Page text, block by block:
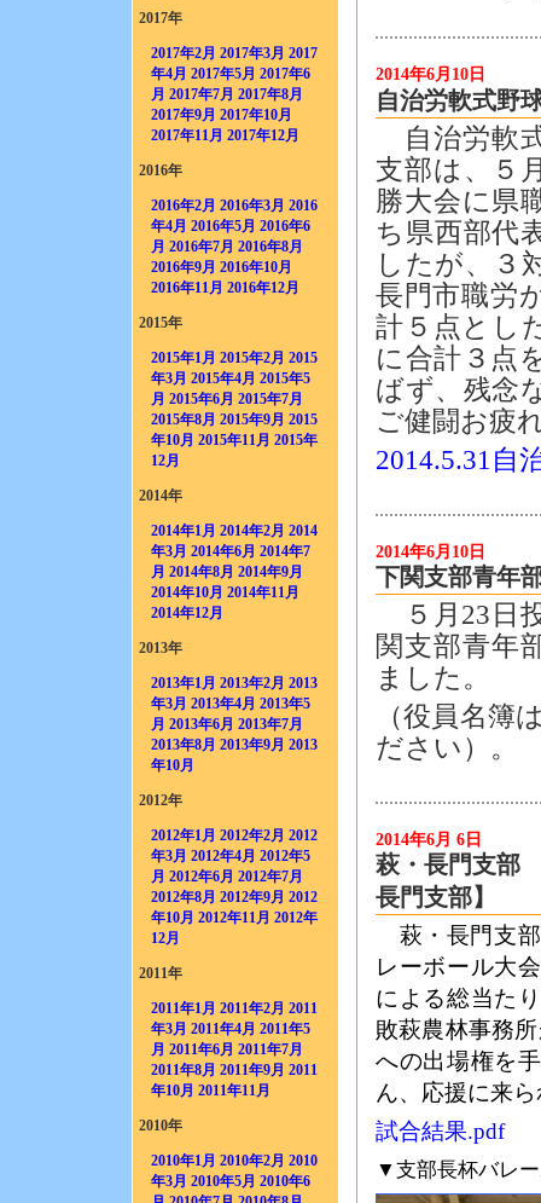
2017年
2017年2月 2017年3月 2017
年4月 2017年5月 2017年6
月 2017年7月 2017年8月
2017年9月 2017年10月
2017年11月 2017年12月
2016年
2016年2月 2016年3月 2016
年4月 2016年5月 2016年6
月 2016年7月 2016年8月
2016年9月 2016年10月
2016年11月 2016年12月
2015年
2015年1月 2015年2月 2015
年3月 2015年4月 2015年5
月 2015年6月 2015年7月
2015年8月 2015年9月 2015
年10月 2015年11月 2015年
12月
2014年
2014年1月 2014年2月 2014
年3月 2014年6月 2014年7
月 2014年8月 2014年9月
2014年10月 2014年11月
2014年12月
2013年
2013年1月 2013年2月 2013
年3月 2013年4月 2013年5
月 2013年6月 2013年7月
2013年8月 2013年9月 2013
年10月
2012年
2012年1月 2012年2月 2012
年3月 2012年4月 2012年5
月 2012年6月 2012年7月
2012年8月 2012年9月 2012
年10月 2012年11月 2012年
12月
2011年
2011年1月 2011年2月 2011
年3月 2011年4月 2011年5
月 2011年6月 2011年7月
2011年8月 2011年9月 2011
年10月 2011年11月
2010年
2010年1月 2010年2月 2010
年3月 2010年5月 2010年6
2014年6月10日
自治労軟式野
自治労軟
支部は、５
勝大会に県
ち県西部代
したが、３
長門市職労
計５点とし
に合計３点
ばず、残念
ご健闘お疲
2014.5.31自
2014年6月10日
下関支部青年
５月23日
関支部青年
ました。
（役員名簿
ださい）。
2014年6月 6日
萩・長門支部
長門支部】
萩・長門支部
レーボール大
による総当た
敗萩農林事務
への出場権を
ん、応援に来
試合結果.pdf
▼支部長杯バレ